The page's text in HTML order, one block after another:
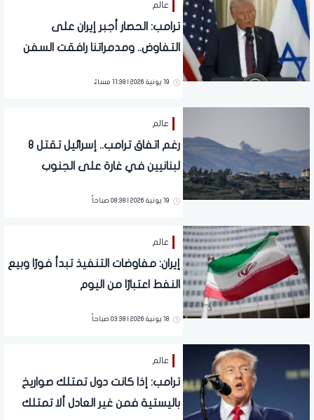
عالم
ترامب: الحصار أجبر إيران على
التفاوض.. ومدمراتنا رافقت السفن
19 يونية 2026 | 11:38 مساءً
عالم
رغم اتفاق ترامب.. إسرائيل تقتل 8
لبنانيين في غارة على الجنوب
19 يونية 2026 | 08:38 صباحاً
عالم
إيران: مفاوضات التنفيذ تبدأ فورًا وبيع
النفط اعتبارًا من اليوم
18 يونية 2026 | 03:38 صباحاً
عالم
ترامب: إذا كانت دول تمتلك صواريخ
باليستية فمن غير العادل ألا تمتلك